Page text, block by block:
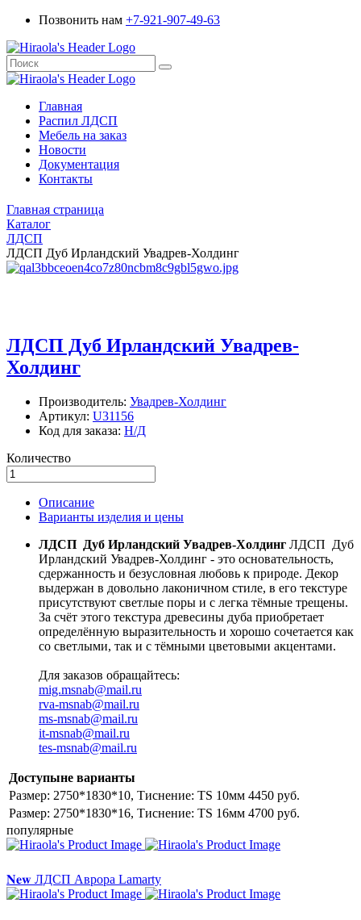
Позвонить нам +7-921-907-49-63
Главная
Распил ЛДСП
Мебель на заказ
Новости
Документация
Контакты
Главная страница
Каталог
ЛДСП
ЛДСП Дуб Ирландский Увадрев-Холдинг
ЛДСП Дуб Ирландский Увадрев-
Холдинг
Производитель: Увадрев-Холдинг
Артикул: U31156
Код для заказа: Н/Д
Количество
Описание
Варианты изделия и цены
ЛДСП Дуб Ирландский Увадрев-Холдинг ЛДСП Дуб
Ирландский Увадрев-Холдинг - это основательность,
сдержанность и безусловная любовь к природе. Декор
выдержан в довольно лаконичном стиле, в его текстуре
присутствуют светлые поры и с легка тёмные трещены.
За счёт этого текстура древесины дуба приобретает
определённую выразительность и хорошо сочетается как
со светлыми, так и с тёмными цветовыми акцентами.
Для заказов обращайтесь:
mig.msnab@mail.ru
rva-msnab@mail.ru
ms-msnab@mail.ru
it-msnab@mail.ru
tes-msnab@mail.ru
Доступыне варианты
Размер: 2750*1830*10, Тиснение: TS 10мм 4450 руб.
Размер: 2750*1830*16, Тиснение: TS 16мм 4700 руб.
популярные
𝐍𝐞𝐰 ЛДСП Аврора Lamarty